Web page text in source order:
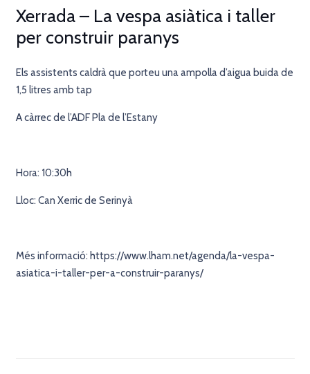
Xerrada – La vespa asiàtica i taller
per construir paranys
Els assistents caldrà que porteu una ampolla d’aigua buida de
1,5 litres amb tap
A càrrec de l’ADF Pla de l’Estany
Hora: 10:30h
Lloc: Can Xerric de Serinyà
Més informació: https://www.lham.net/agenda/la-vespa-
asiatica-i-taller-per-a-construir-paranys/